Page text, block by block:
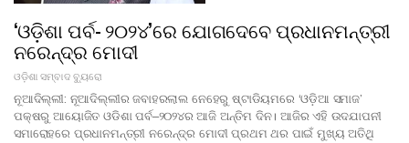
‘ଓଡ଼ିଶା ପର୍ବ- ୨୦୨୪’ରେ ଯୋଗଦେବେ ପ୍ରଧାନମନ୍ତ୍ରୀ
ନରେନ୍ଦ୍ର ମୋଦୀ
ଓଡ଼ିଶା ସମ୍ବାଦ ବ୍ୟୁରୋ
ନୂଆଦିଲ୍ଲୀ: ନୂଆଦିଲ୍ଲୀର ଜବାହରଲାଲ ନେହେରୁ ଷ୍ଟାଡିୟମରେ ‘ଓଡ଼ିଆ ସମାଜ’
ପକ୍ଷରୁ ଆୟୋଜିତ ଓଡିଶା ପର୍ବ–୨୦୨୪ର ଆଜି ଅନ୍ତିମ ଦିନ। ଆଜିର ଏହି ଉଦଯାପନୀ
ସମାରୋହରେ ପ୍ରଧାନମନ୍ତ୍ରୀ ନରେନ୍ଦ୍ର ମୋଦୀ ପ୍ରଥମ ଥର ପାଇଁ ମୁଖ୍ୟ ଅତିଥି